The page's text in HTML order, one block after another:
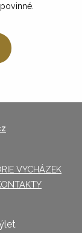
VYCHÁZEK